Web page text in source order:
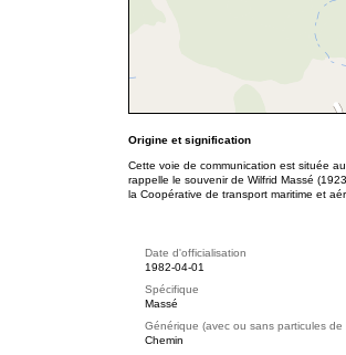
Origine et signification
Cette voie de communication est située
rappelle le souvenir de Wilfrid Massé
la Coopérative de transport maritime et
Date d'officialisation
1982-04-01
Spécifique
Massé
Générique (avec ou sans particules de
Chemin